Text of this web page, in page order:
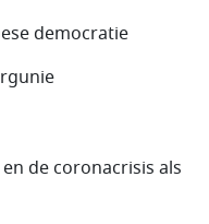
democratie
de coronacrisis als